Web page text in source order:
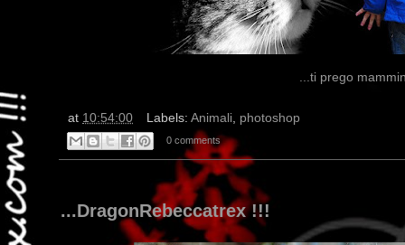
...ti prego
at 10:54:00 Labels: Animali, photoshop
0 comments
...DragonRebeccatrex !!!